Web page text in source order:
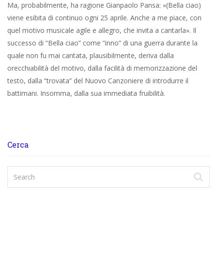
Ma, probabilmente, ha ragione Gianpaolo Pansa: «(Bella ciao)
viene esibita di continuo ogni 25 aprile. Anche a me piace, con
quel motivo musicale agile e allegro, che invita a cantarla». Il
successo di “Bella ciao” come “inno” di una guerra durante la
quale non fu mai cantata, plausibilmente, deriva dalla
orecchiabilità del motivo, dalla facilità di memorizzazione del
testo, dalla “trovata” del Nuovo Canzoniere di introdurre il
battimani. Insomma, dalla sua immediata fruibilità.
Cerca